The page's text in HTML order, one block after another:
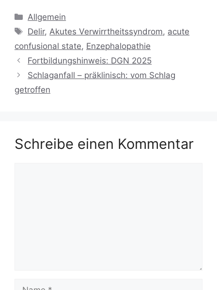
Kategorien
Allgemein
Schlagwörter
Delir,Akutes Verwirrtheitssyndrom, acute
confusional state, Enzephalopathie
Fortbildungshinweis: DGN 2025
Schlaganfall – präklinisch: vom Schlag
getroffen
Schreibe einen Kommentar
Name